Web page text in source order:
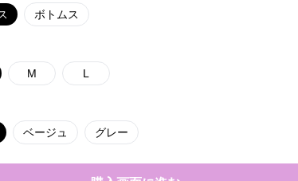
ボトムス
M L
ベージュ グレー